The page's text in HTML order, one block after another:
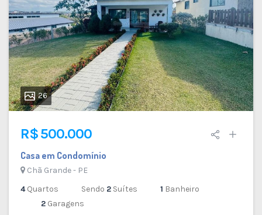
26
R$ 500.000
Casa em Condomínio
Chã Grande - PE
4Quartos Sendo 2 Suítes 1 Banheiro
2 Garagens